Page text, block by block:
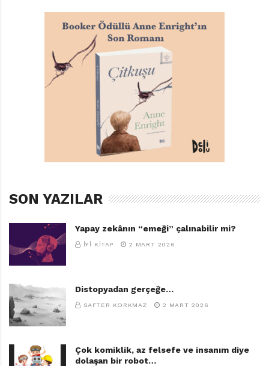
BEN DÜNYAYA GELDIĞIMDE
ISABEL MINHOS MARTINS
KOÇ ÜNIVERSITESI YAYINLARI
SON YAZILAR
Yapay zekânın “emeği” çalınabilir mi?
İYI KITAP 2 MART 2026
Distopyadan gerçeğe…
SAFTER KORKMAZ 2 MART 2026
Çok komiklik, az felsefe ve insanım diye
dolaşan bir robot…